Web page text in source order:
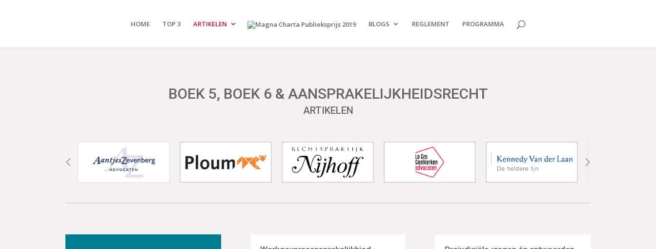
HOME TOP 3 ARTIKELEN BLOGS REGLEMENT PROGRAMMA
BOEK 5, BOEK 6 & AANSPRAKELIJKHEIDSRECHT
ARTIKELEN